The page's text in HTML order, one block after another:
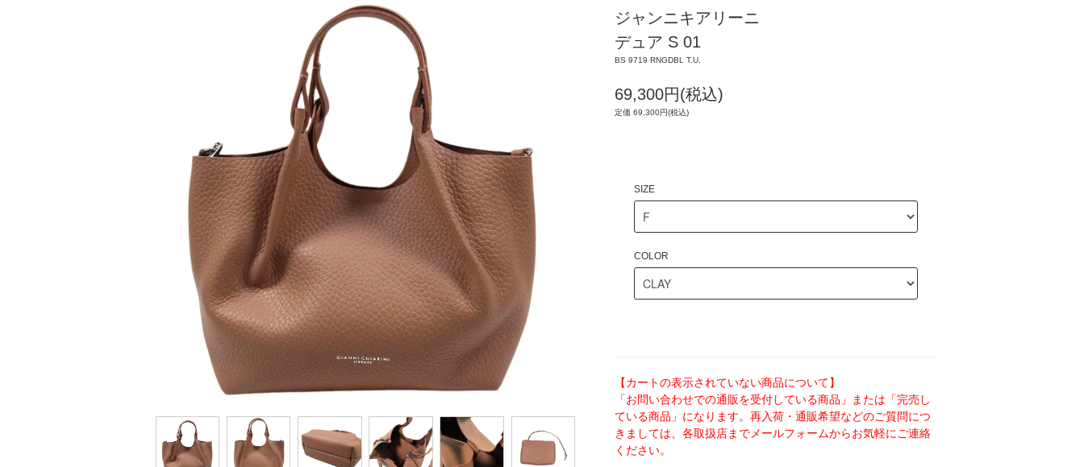
ジャンニキアリーニ
デュア S 01
BS 9719 RNGDBL T.U.
69,300円(税込)
定価 69,300円(税込)
SIZE
COLOR
【カートの表示されていない商品について】
「お問い合わせでの通販を受付している商品」または「完売し
ている商品」になります。再入荷・通販希望などのご質問につ
きましては、各取扱店までメールフォームからお気軽にご連絡
ください。